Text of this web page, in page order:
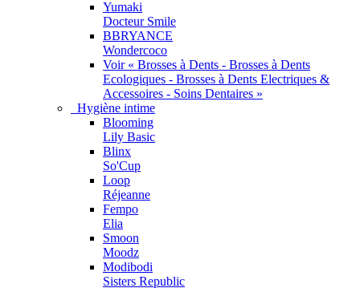
Yumaki
Docteur Smile
BBRYANCE
Wondercoco
Voir « Brosses à Dents - Brosses à Dents
Ecologiques - Brosses à Dents Electriques &
Accessoires - Soins Dentaires »
Hygiène intime
Blooming
Lily Basic
Blinx
So'Cup
Loop
Réjeanne
Fempo
Elia
Smoon
Moodz
Modibodi
Sisters Republic